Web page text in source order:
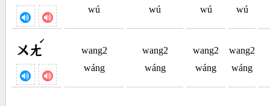
wú
wú
wú
wú
ㄨㄤ
ˊ
wang2
wáng
wang2
wáng
wang2
wáng
wang2
wáng